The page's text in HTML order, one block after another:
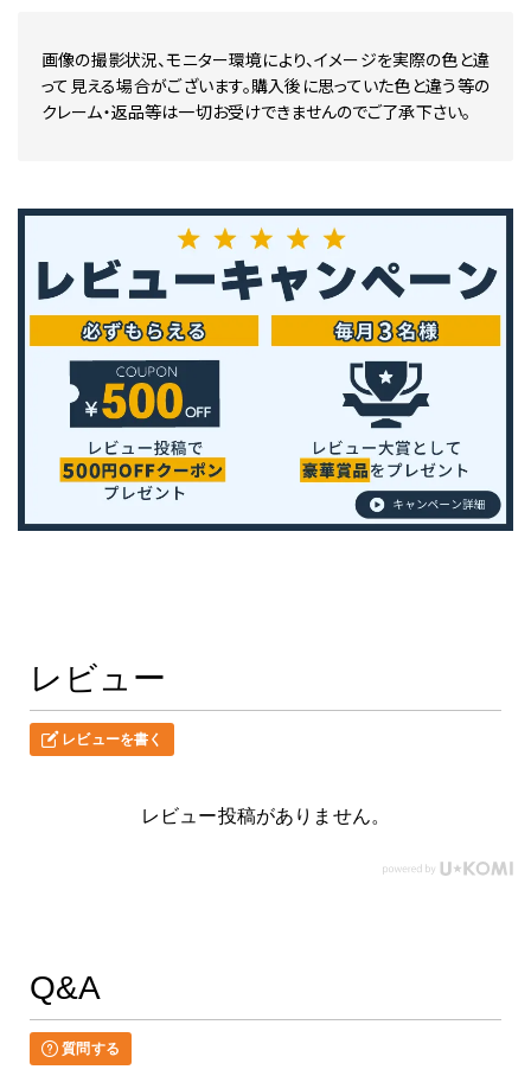
画像の撮影状況、モニター環境により、イメージを実際の色と違
って見える場合がございます。購入後に思っていた色と違う等の
クレーム・返品等は一切お受けできませんのでご了承下さい。
レビュー
レビューを書く
レビュー投稿がありません。
Q&A
質問する